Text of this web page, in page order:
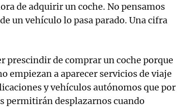
de adquirir un coche. No pensamos
un vehículo lo pasa parado. Una cifra
prescindir de comprar un coche porque
empiezan a aparecer servicios de viaje
y vehículos autónomos que por
permitirán desplazarnos cuando